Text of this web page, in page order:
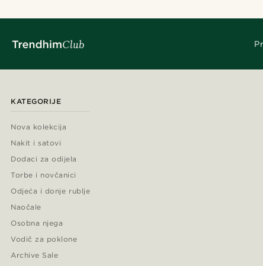
KATEGORIJE
Nova kolekcija
Nakit i satovi
Dodaci za odijela
Torbe i novčanici
Odjeća i donje rublje
Naočale
Osobna njega
Vodič za poklone
Archive Sale